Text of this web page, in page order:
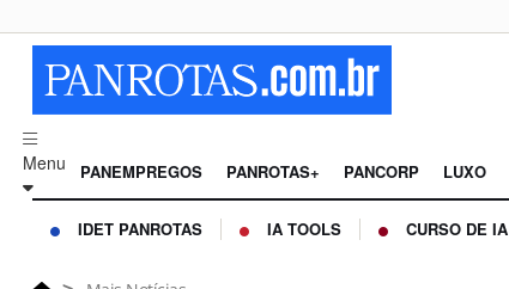
Menu PANEMPREGOS PANROTAS+ PANCORP LUXO
IDET PANROTAS IA TOOLS CURSO DE IA